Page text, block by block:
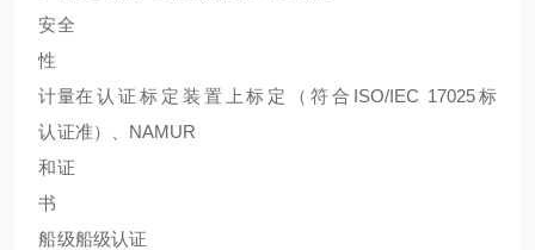
安全
性
计量
认证
和证
书
在认证标定装置上标定（符合ISO/IEC 17025标
准）、NAMUR
船级船级认证